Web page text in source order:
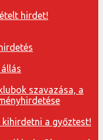
hirdet!
szavazása, a
kihirdetni a győztest!